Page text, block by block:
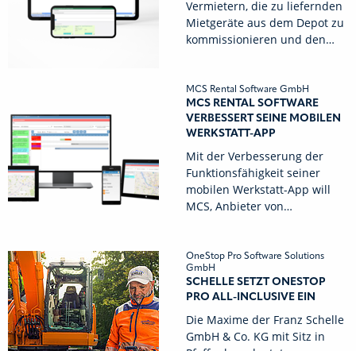
Vermietern, die zu liefernden
Mietgeräte aus dem Depot zu
kommissionieren und den…
MCS Rental Software GmbH
MCS RENTAL SOFTWARE
VERBESSERT SEINE MOBILEN
WERKSTATT-APP
Mit der Verbesserung der
Funktionsfähigkeit seiner
mobilen Werkstatt-App will
MCS, Anbieter von…
OneStop Pro Software Solutions
GmbH
SCHELLE SETZT ONESTOP
PRO ALL-INCLUSIVE EIN
Die Maxime der Franz Schelle
GmbH & Co. KG mit Sitz in